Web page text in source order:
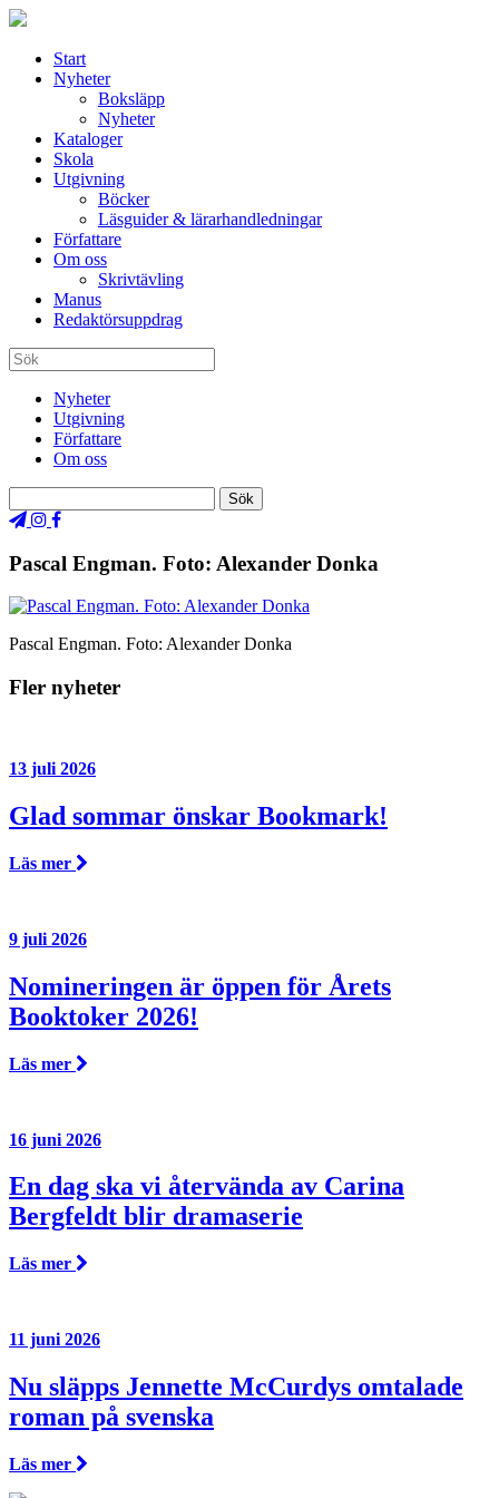
Start
Nyheter
Boksläpp
Nyheter
Kataloger
Skola
Utgivning
Böcker
Läsguider & lärarhandledningar
Författare
Om oss
Skrivtävling
Manus
Redaktörsuppdrag
Nyheter
Utgivning
Författare
Om oss
Pascal Engman. Foto: Alexander Donka
Pascal Engman. Foto: Alexander Donka
Fler nyheter
13 juli 2026
Glad sommar önskar Bookmark!
Läs mer
9 juli 2026
Nomineringen är öppen för Årets
Booktoker 2026!
Läs mer
16 juni 2026
En dag ska vi återvända av Carina
Bergfeldt blir dramaserie
Läs mer
11 juni 2026
Nu släpps Jennette McCurdys omtalade
roman på svenska
Läs mer